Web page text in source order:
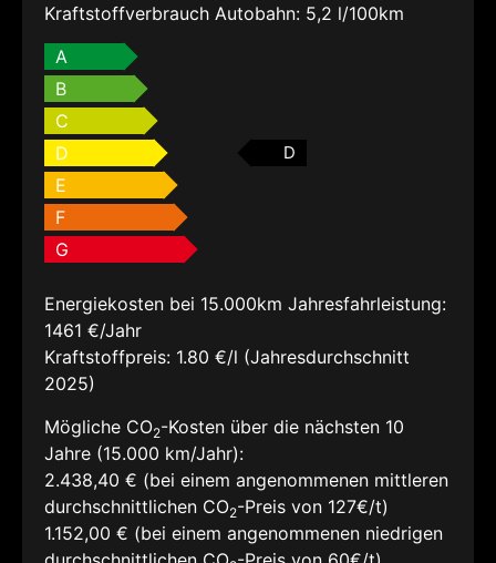
Kraftstoffverbrauch Autobahn: 5,2 l/100km
A
B
C
D
D
E
F
G
Energiekosten bei 15.000km Jahresfahrleistung:
1461 €/Jahr
Kraftstoffpreis: 1.80 €/l (Jahresdurchschnitt
2025)
Mögliche CO2-Kosten über die nächsten 10
Jahre (15.000 km/Jahr):
2.438,40 € (bei einem angenommenen mittleren
durchschnittlichen CO2-Preis von 127€/t)
1.152,00 € (bei einem angenommenen niedrigen